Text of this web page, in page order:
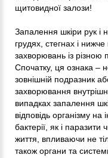
щитовидної залози!
Запалення шкіри рук і
грудях, стегнах і
захворювань із різною
Спочатку, ця ознака –
зовнішній подразник
захворювання
випадках запалення
відповідь організму на
бактерії, як і
життя, впливаючи не
також органи та